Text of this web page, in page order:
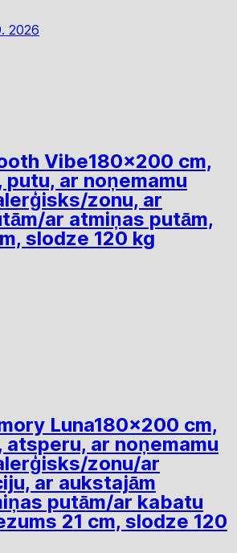
2026
Vibe180x200 cm,
ar noņemamu
zonu, ar
ar atmiņas putām,
slodze 120 kg
Luna180x200 cm,
ar noņemamu
zonu/ar
ar aukstajām
putām/ar kabatu
21 cm, slodze 120